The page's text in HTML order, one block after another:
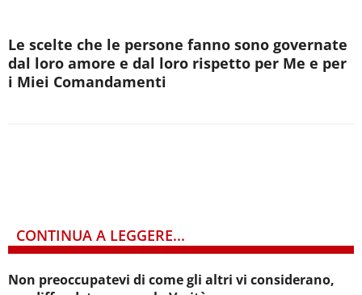
Le scelte che le persone fanno sono governate
dal loro amore e dal loro rispetto per Me e per
i Miei Comandamenti
CONTINUA A LEGGERE...
Non preoccupatevi di come gli altri vi considerano,